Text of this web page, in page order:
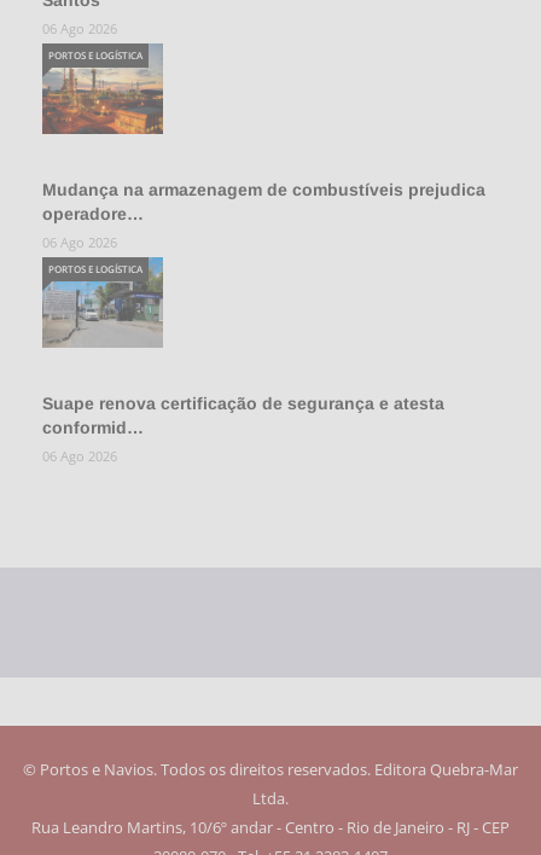
06 Ago 2026
Mudança na armazenagem de combustíveis prejudica
operadore…
PORTOS E LOGÍSTICA
06 Ago 2026
Suape renova certificação de segurança e atesta
conformid…
PORTOS E LOGÍSTICA
06 Ago 2026
© Portos e Navios. Todos os direitos reservados. Editora Quebra-Mar
Ltda.
Rua Leandro Martins, 10/6º andar - Centro - Rio de Janeiro - RJ - CEP